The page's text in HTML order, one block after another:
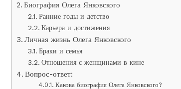
Биография Олега Янковского
Ранние годы и детство
Карьера и достижения
Личная жизнь Олега Янковского
Браки и семья
Отношения с женщинами в кине
Вопрос-ответ:
Какова биография Олега Янковского?